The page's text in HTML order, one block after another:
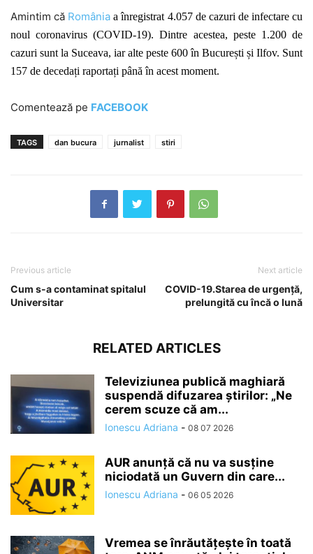
Amintim că România a înregistrat 4.057 de cazuri de infectare cu
noul coronavirus (COVID-19). Dintre acestea, peste 1.200 de
cazuri sunt la Suceava, iar alte peste 600 în București și Ilfov. Sunt
157 de decedați raportați până în acest moment.
Comentează pe FACEBOOK
TAGS dan bucura jurnalist stiri
Previous article
Cum s-a contaminat spitalul
Universitar
Next article
COVID-19.Starea de urgență,
prelungită cu încă o lună
RELATED ARTICLES
Televiziunea publică maghiară
suspendă difuzarea ştirilor: „Ne
cerem scuze că am...
Ionescu Adriana - 08 07 2026
AUR anunță că nu va susține
niciodată un Guvern din care...
Ionescu Adriana - 06 05 2026
Vremea se înrăutăţeşte în toată